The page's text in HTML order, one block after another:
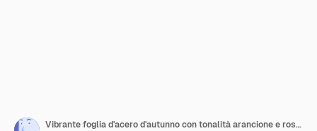
Vibrante foglia d'acero d'autunno con tonalità arancione e rosse gradienti sfondo trasparente